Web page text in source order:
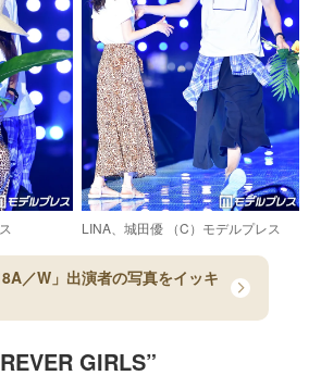
LINA、城田優 （C）モデルプレス
／W」出演者の写真をイッキ
GIRLS”